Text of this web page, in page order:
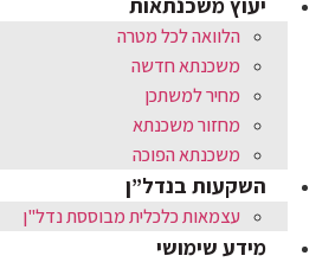
הלוואה לכל מטרה
משכנתא חדשה
מחיר למשתכן
מחזור משכנתא
משכנתא הפוכה
השקעות בנדל”ן
עצמאות כלכלית מבוססת נדל"ן
מידע שימושי